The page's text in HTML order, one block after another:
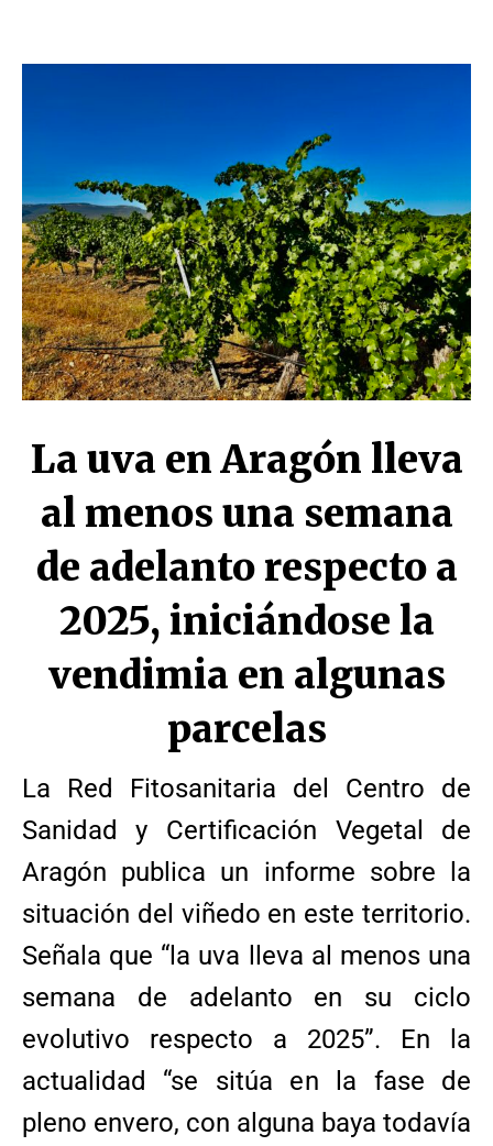
La uva en Aragón lleva
al menos una semana
de adelanto respecto a
2025, iniciándose la
vendimia en algunas
parcelas
La Red Fitosanitaria del Centro de
Sanidad y Certificación Vegetal de
Aragón publica un informe sobre la
situación del viñedo en este territorio.
Señala que “la uva lleva al menos una
semana de adelanto en su ciclo
evolutivo respecto a 2025”. En la
actualidad “se sitúa en la fase de
pleno envero, con alguna baya todavía